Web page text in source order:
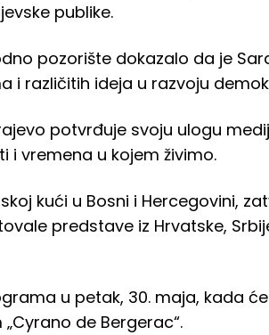
publike.
pozorište dokazalo da je
i različitih ideja u razvoju
potvrđuje svoju ulogu
i vremena u kojem živimo.
kući u Bosni i Hercegovini,
predstave iz Hrvatske,
u petak, 30. maja, kada
de Bergerac“.